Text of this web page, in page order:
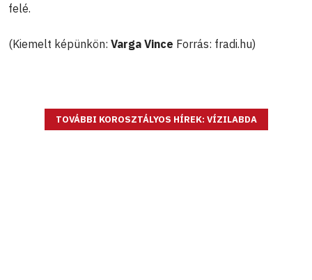
felé.
(Kiemelt képünkön: Varga Vince Forrás: fradi.hu)
TOVÁBBI KOROSZTÁLYOS HÍREK: VÍZILABDA